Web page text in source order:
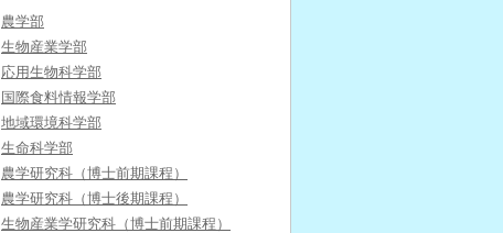
農学部
生物産業学部
応用生物科学部
国際食料情報学部
地域環境科学部
生命科学部
農学研究科（博士前期課程）
農学研究科（博士後期課程）
生物産業学研究科（博士前期課程）